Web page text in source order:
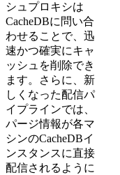
シュプロキシは
CacheDBに問い合
わせることで、迅
速かつ確実にキャ
ッシュを削除でき
ます。さらに、新
しくなった配信パ
イプラインでは、
パージ情報が各マ
シンのCacheDBイ
ンスタンスに直接
配信されるように